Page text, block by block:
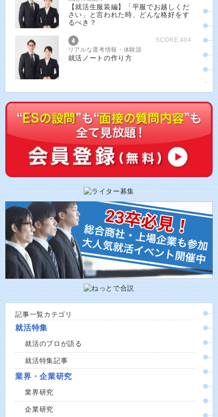
【就活生服装編】「平服でお越しくだ
さい」と言われた時、どんな格好をす
るべき？
SCORE:404
リアルな選考情報・体験談
就活ノートの作り方
記事一覧カテゴリ
就活特集
就活のプロが語る
就活特集記事
業界・企業研究
業界研究
企業研究